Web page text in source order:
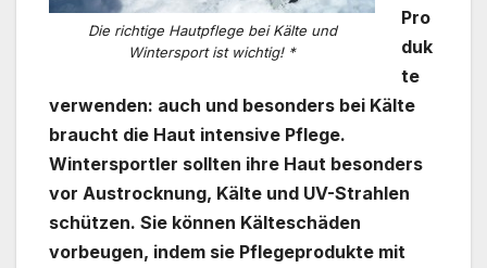
Die richtige Hautpflege bei Kälte und
Wintersport ist wichtig! *
Pro
duk
te
verwenden: auch und besonders bei Kälte
braucht die Haut intensive Pflege.
Wintersportler sollten ihre Haut besonders
vor Austrocknung, Kälte und UV-Strahlen
schützen. Sie können Kälteschäden
vorbeugen, indem sie Pflegeprodukte mit